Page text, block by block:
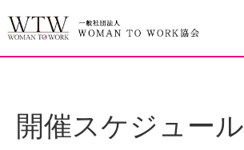
開催スケジュール